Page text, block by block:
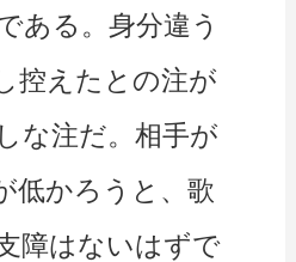
ある。身分違う
控えたとの注が
な注だ。相手が
低かろうと、歌
障はないはずで